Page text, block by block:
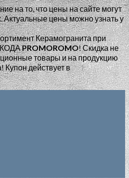
на то, что цены на сайте могут
Актуальные цены можно узнать у
Керамогранита при
КОДАPROMOROMO!Скидка не
товары и на продукцию
Купон действует в